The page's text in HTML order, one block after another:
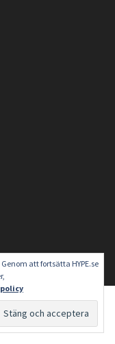
att fortsätta HYPE.se